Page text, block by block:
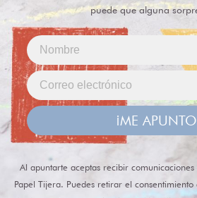
puede que alguna
¡ME
Al apuntarte aceptas recibir
Papel Tijera. Puedes retirar el